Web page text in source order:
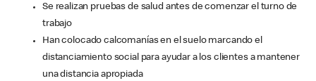
Se realizan pruebas de salud antes de comenzar el turno de
trabajo
Han colocado calcomanías en el suelo marcando el
distanciamiento social para ayudar a los clientes a mantener
una distancia apropiada